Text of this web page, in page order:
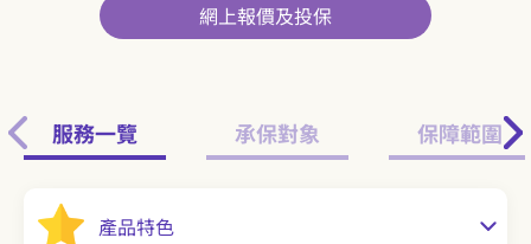
網上報價及投保
服務一覽 承保對象 保障範圍
產品特色